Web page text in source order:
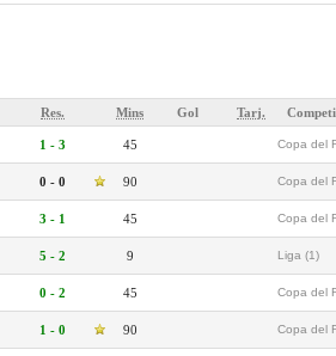
Res. Mins Gol Tarj.
1 - 3 45 Copa del
0 - 0 90 Copa del
3 - 1 45 Copa del
5 - 2 9 Liga (1)
0 - 2 45 Copa del
1 - 0 90 Copa del